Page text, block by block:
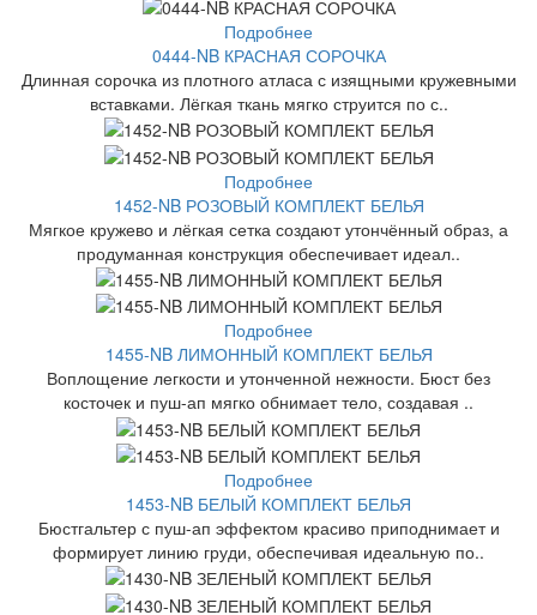
Подробнее
0444-NB КРАСНАЯ СОРОЧКА
Длинная сорочка из плотного атласа с изящными кружевными
вставками. Лёгкая ткань мягко струится по с..
Подробнее
1452-NB РОЗОВЫЙ КОМПЛЕКТ БЕЛЬЯ
Мягкое кружево и лёгкая сетка создают утончённый образ, а
продуманная конструкция обеспечивает идеал..
Подробнее
1455-NB ЛИМОННЫЙ КОМПЛЕКТ БЕЛЬЯ
Воплощение легкости и утонченной нежности. Бюст без
косточек и пуш-ап мягко обнимает тело, создавая ..
Подробнее
1453-NB БЕЛЫЙ КОМПЛЕКТ БЕЛЬЯ
Бюстгальтер с пуш-ап эффектом красиво приподнимает и
формирует линию груди, обеспечивая идеальную по..